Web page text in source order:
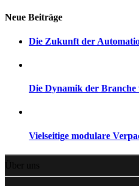
Neue Beiträge
Die Zukunft der
Die Dynamik der
Vielseitige modulare
Über uns